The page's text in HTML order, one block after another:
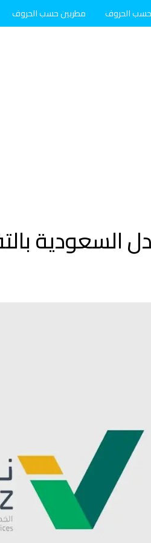
الحروف مطربين حسب الحروف
السعودية